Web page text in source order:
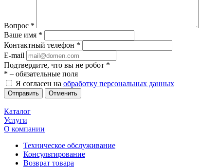
Вопрос *
Ваше имя *
Контактный телефон *
E-mail
Подтвердите, что вы не робот *
* – обязательные поля
Я согласен на обработку персональных данных
Отменить
Каталог
Услуги
О компании
Техническое обслуживание
Консультирование
Возврат товара